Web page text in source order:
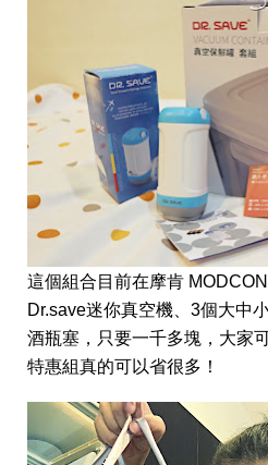
這個組合目前在摩肯
Dr.save迷你真空機、3個大中
酒瓶塞，只要一千多塊，大家
特惠組真的可以省很多！